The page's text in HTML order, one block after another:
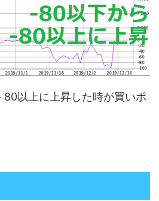
以上に上昇した時が買いポ